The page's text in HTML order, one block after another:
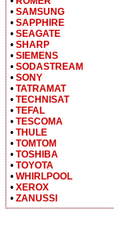
• SAMSUNG
• SAPPHIRE
• SEAGATE
• SHARP
• SIEMENS
• SODASTREAM
• SONY
• TATRAMAT
• TECHNISAT
• TEFAL
• TESCOMA
• THULE
• TOMTOM
• TOSHIBA
• TOYOTA
• WHIRLPOOL
• XEROX
• ZANUSSI